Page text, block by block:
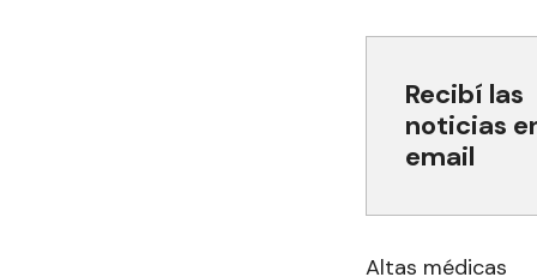
Recibí las
noticias
email
Altas médicas